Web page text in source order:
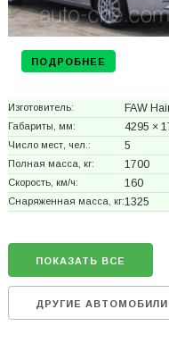
ПОДРОБНЕЕ
Изготовитель: FAW
Габариты, мм: 4295 ×
Число мест, чел.: 5
Полная масса, кг: 1700
Скорость, км/ч: 160
Снаряженная масса, кг:1325
ПОКАЗАТЬ ВСЕ
ДРУГИЕ АВТОМОБИЛИ